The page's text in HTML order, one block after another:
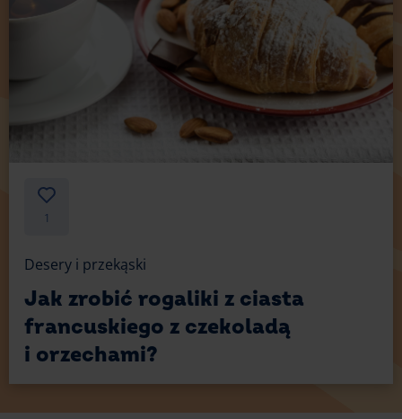
1
Desery i przekąski
Jak zrobić rogaliki z ciasta
francuskiego z czekoladą
i orzechami?